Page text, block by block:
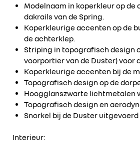
Modelnaam in koperkleur op de
dakrails van de Spring.
Koperkleurige accenten op de
de achterklep.
Striping in topografisch design
voorportier van de Duster) voor
Koperkleurige accenten bij de
Topografisch design op de
Hoogglanszwarte lichtmetalen
Topografisch design en
Snorkel bij de Duster uitgevoerd
Interieur: